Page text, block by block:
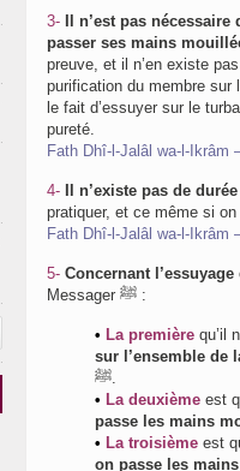
3-
Il n’est pas
passer ses mains
preuve, et il n’en existe
purification du membre sur
le fait d’essuyer sur le
pureté.
Fath Dhî-l-Jalâl wa-l-Ikrâm
4-
Il n’existe pas de
pratiquer, et ce même si
Fath Dhî-l-Jalâl wa-l-Ikrâm
5- Concernant l’essuyage
Messager ﷺ :
• La première qu’il
sur l’ensemble de
ﷺ.
• La deuxième est
passe les mains
• La troisième est
on passe les